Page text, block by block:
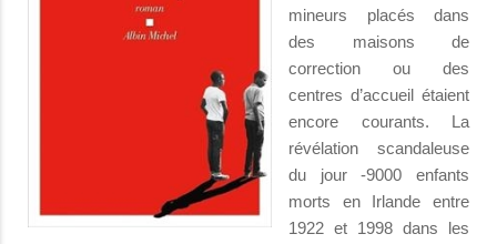
mineurs placés dans
des maisons de
correction ou des
centres d’accueil étaient
encore courants. La
révélation scandaleuse
du jour -9000 enfants
morts en Irlande entre
1922 et 1998 dans les